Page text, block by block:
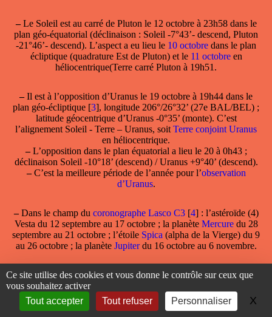
–Le Soleil est au carré de Pluton le 12 octobre à 23h58 dans le
plan géo-équatorial (déclinaison : Soleil -7°43’- descend, Pluton
-21°46’- descend). L’aspect a eu lieu le 10 octobre dans le plan
écliptique (quadrature Est de Pluton) et le 11 octobreen
héliocentrique(Terre carré Pluton à 19h51.
–Il est à l’opposition d’Uranus le 19 octobre à 19h44 dans le
plan géo-écliptique [3], longitude 206°/26°32’ (27e BAL/BEL) ;
latitude géocentrique d’Uranus -0°35’ (monte). C’est
l’alignement Soleil - Terre – Uranus, soit Terre conjoint Uranus
en héliocentrique.
–L’opposition dans le plan équatorial a lieu le 20 à 0h43 ;
déclinaison Soleil -10°18’ (descend) / Uranus +9°40’ (descend).
–C’est la meilleure période de l’année pour l’observation
d’Uranus.
– Dans le champdu coronographe Lasco C3[4]: l’astéroïde (4)
Vesta du 12 septembre au 17 octobre ; la planète Mercuredu 28
septembre au 21 octobre ; l’étoile Spica (alpha de la Vierge) du 9
au 26 octobre ; la planète Jupiterdu 16 octobre au 6 novembre.
- L’activité solaire au quotidiensurspaceweather.com(en
anglais) ;
Ce site utilise des cookies et vous donne le contrôle sur ceux que
vous souhaitez activer
Tout accepter
Tout refuser Personnaliser X